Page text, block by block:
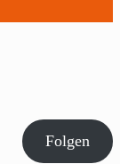
Folgen